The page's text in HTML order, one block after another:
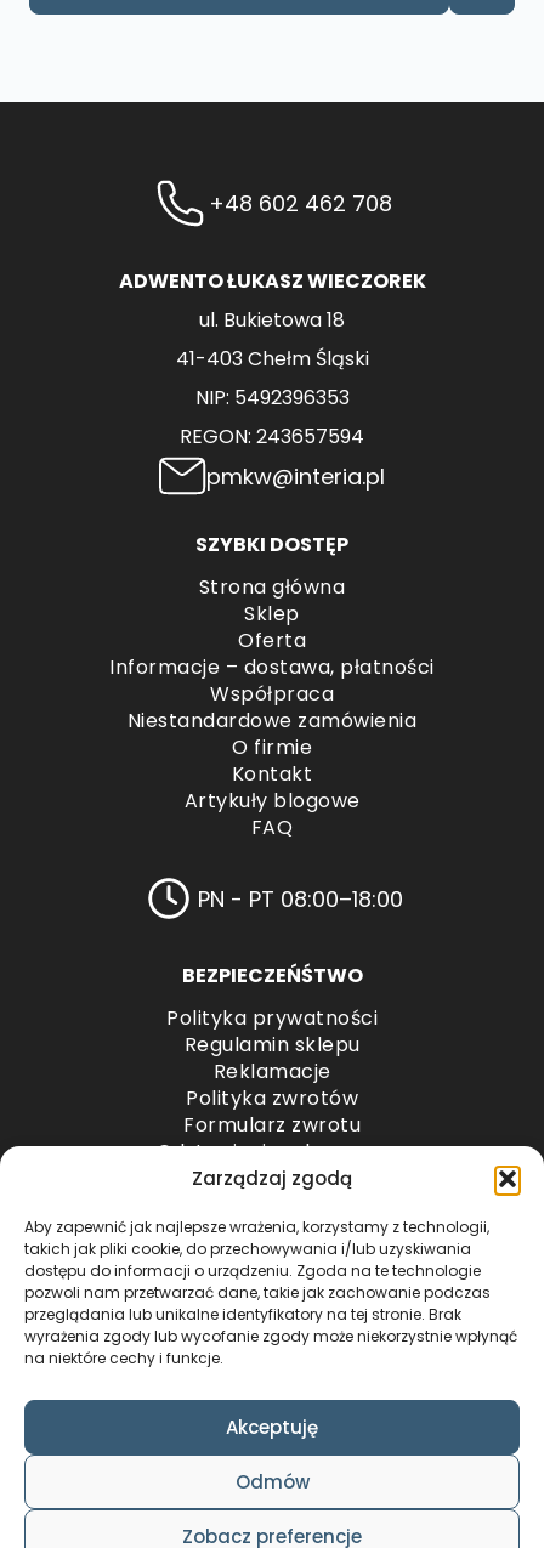
Zarządzaj zgodą
Aby zapewnić jak najlepsze wrażenia, korzystamy z technologii,
takich jak pliki cookie, do przechowywania i/lub uzyskiwania
dostępu do informacji o urządzeniu. Zgoda na te technologie
pozwoli nam przetwarzać dane, takie jak zachowanie podczas
przeglądania lub unikalne identyfikatory na tej stronie. Brak
wyrażenia zgody lub wycofanie zgody może niekorzystnie wpłynąć
na niektóre cechy i funkcje.
Akceptuję
Odmów
Zobacz preferencje
+48 602 462 708
ADWENTO ŁUKASZ WIECZOREK
ul. Bukietowa 18
41-403 Chełm Śląski
NIP: 5492396353
REGON: 243657594
pmkw@interia.pl
SZYBKI DOSTĘP
Strona główna
Sklep
Oferta
Informacje – dostawa, płatności
Współpraca
Niestandardowe zamówienia
O firmie
Kontakt
Artykuły blogowe
FAQ
PN - PT 08:00–18:00
BEZPIECZEŃŚTWO
Polityka prywatności
Regulamin sklepu
Reklamacje
Polityka zwrotów
Formularz zwrotu
Odstąpienie od umowy
Odstąpienie od umowy – przesyłki paletowe
METODY PŁATNOŚCI
COPYRIGHT © 2024 by ADWENTO ŁUKASZ
WIECZOREK / ALL RIGHTS RESERVED
DESIGN & CODE BY
FOXSTUDIO